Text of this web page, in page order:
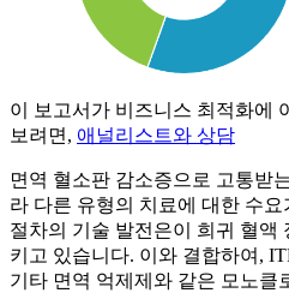
이 보고서가 비즈니스 최적화에
보려면, 애널리스트와 상담
면역 혈소판 감소증으로 고통받
라 다른 유형의 치료에 대한 수
절차의 기술 발전은이 희귀 혈액
키고 있습니다. 이와 결합하여,
기타 면역 억제제와 같은 모노클